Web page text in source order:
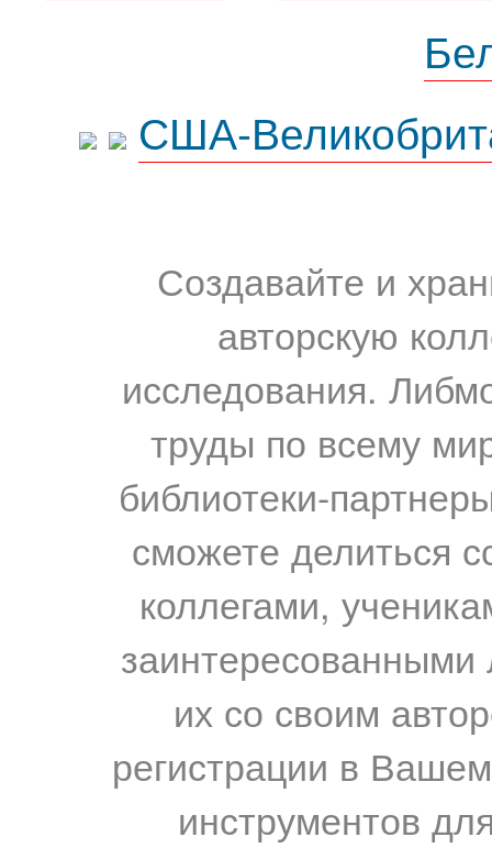
США-
Создавайте и
авторскую
исследования.
труды по всему
библиотеки-
сможете делиться
коллегами,
их со своим
регистрации в
инструментов